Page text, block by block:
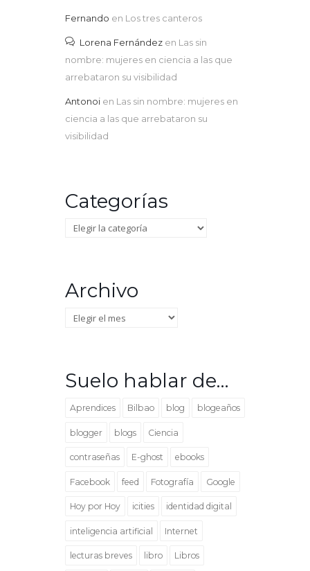
Fernando en Los tres canteros
Lorena Fernández en Las sin
nombre: mujeres en ciencia a las que
arrebataron su visibilidad
Antonoi en Las sin nombre: mujeres en
ciencia a las que arrebataron su
visibilidad
Categorías
Categorías
Archivo
Archivo
Suelo hablar de…
Aprendices Bilbao blog blogeaños
blogger blogs Ciencia
contraseñas E-ghost ebooks
Facebook feed Fotografía Google
Hoy por Hoy icities identidad digital
inteligencia artificial Internet
lecturas breves libro Libros